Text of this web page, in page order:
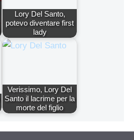
Lory Del Santo,
potevo diventare first
lady
Verissimo, Lory Del
Santo il lacrime per la
morte del figlio